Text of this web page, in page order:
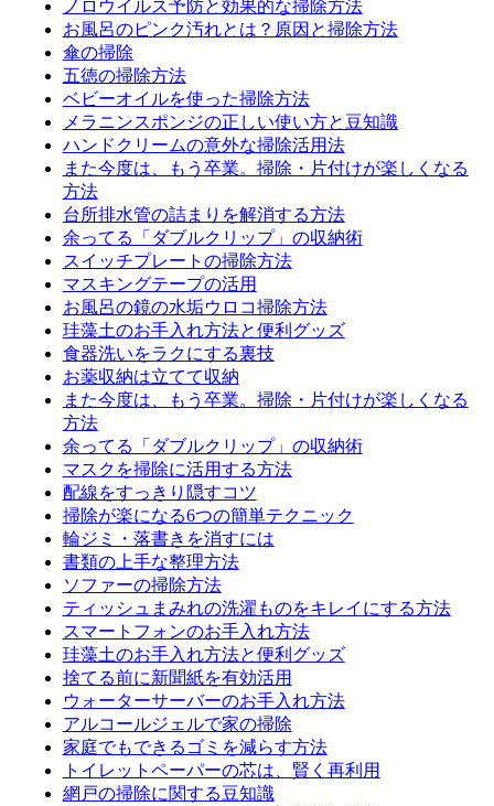
ノロウイルス予防と効果的な掃除方法
お風呂のピンク汚れとは？原因と掃除方法
傘の掃除
五徳の掃除方法
ベビーオイルを使った掃除方法
メラニンスポンジの正しい使い方と豆知識
ハンドクリームの意外な掃除活用法
また今度は、もう卒業。掃除・片付けが楽しくなる
方法
台所排水管の詰まりを解消する方法
余ってる「ダブルクリップ」の収納術
スイッチプレートの掃除方法
マスキングテープの活用
お風呂の鏡の水垢ウロコ掃除方法
珪藻土のお手入れ方法と便利グッズ
食器洗いをラクにする裏技
お薬収納は立てて収納
また今度は、もう卒業。掃除・片付けが楽しくなる
方法
余ってる「ダブルクリップ」の収納術
マスクを掃除に活用する方法
配線をすっきり隠すコツ
掃除が楽になる6つの簡単テクニック
輪ジミ・落書きを消すには
書類の上手な整理方法
ソファーの掃除方法
ティッシュまみれの洗濯ものをキレイにする方法
スマートフォンのお手入れ方法
珪藻土のお手入れ方法と便利グッズ
捨てる前に新聞紙を有効活用
ウォーターサーバーのお手入れ方法
アルコールジェルで家の掃除
家庭でもできるゴミを減らす方法
トイレットペーパーの芯は、賢く再利用
網戸の掃除に関する豆知識